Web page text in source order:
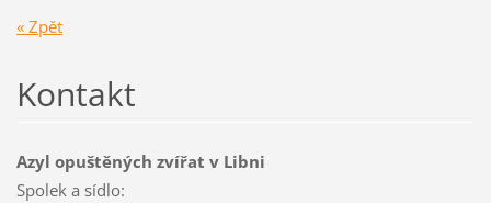
« Zpět
Kontakt
Azyl opuštěných zvířat v Libni
Spolek a sídlo: